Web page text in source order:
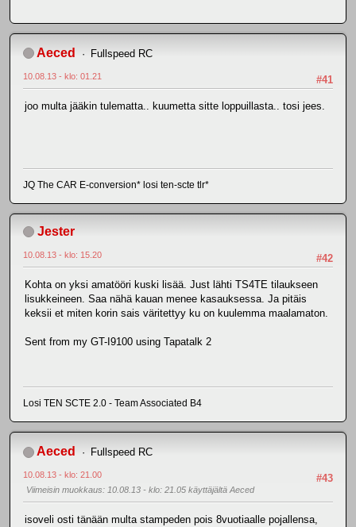
Aeced Fullspeed RC
#41
10.08.13 - klo: 01.21
joo multa jääkin tulematta.. kuumetta sitte loppuillasta.. tosi jees.
JQ The CAR E-conversion* losi ten-scte tlr*
Jester
#42
10.08.13 - klo: 15.20
Kohta on yksi amatööri kuski lisää. Just lähti TS4TE tilaukseen
lisukkeineen. Saa nähä kauan menee kasauksessa. Ja pitäis
keksii et miten korin sais väritettyy ku on kuulemma maalamaton.
Sent from my GT-I9100 using Tapatalk 2
Losi TEN SCTE 2.0 - Team Associated B4
Aeced Fullspeed RC
#43
10.08.13 - klo: 21.00
Viimeisin muokkaus: 10.08.13 - klo: 21.05 käyttäjältä Aeced
isoveli osti tänään multa stampeden pois 8vuotiaalle pojallensa,